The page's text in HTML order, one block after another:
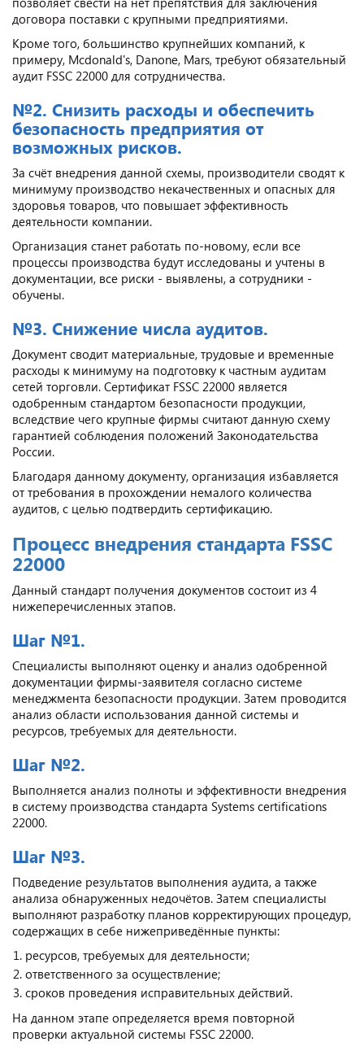
договора поставки с крупными предприятиями.
Кроме того, большинство крупнейших компаний, к
примеру, Mcdonald's, Danone, Mars, требуют обязательный
аудит FSSC 22000 для сотрудничества.
№2. Снизить расходы и обеспечить
безопасность предприятия от
возможных рисков.
За счёт внедрения данной схемы, производители сводят к
минимуму производство некачественных и опасных для
здоровья товаров, что повышает эффективность
деятельности компании.
Организация станет работать по-новому, если все
процессы производства будут исследованы и учтены в
документации, все риски - выявлены, а сотрудники -
обучены.
№3. Снижение числа аудитов.
Документ сводит материальные, трудовые и временные
расходы к минимуму на подготовку к частным аудитам
сетей торговли. Сертификат FSSC 22000 является
одобренным стандартом безопасности продукции,
вследствие чего крупные фирмы считают данную схему
гарантией соблюдения положений Законодательства
России.
Благодаря данному документу, организация избавляется
от требования в прохождении немалого количества
аудитов, с целью подтвердить сертификацию.
Процесс внедрения стандарта FSSC
22000
Данный стандарт получения документов состоит из 4
нижеперечисленных этапов.
Шаг №1.
Специалисты выполняют оценку и анализ одобренной
документации фирмы-заявителя согласно системе
менеджмента безопасности продукции. Затем проводится
анализ области использования данной системы и
ресурсов, требуемых для деятельности.
Шаг №2.
Выполняется анализ полноты и эффективности внедрения
в систему производства стандарта Systems certifications
22000.
Шаг №3.
Подведение результатов выполнения аудита, а также
анализа обнаруженных недочётов. Затем специалисты
выполняют разработку планов корректирующих процедур,
содержащих в себе нижеприведённые пункты:
ресурсов, требуемых для деятельности;
ответственного за осуществление;
сроков проведения исправительных действий.
На данном этапе определяется время повторной
проверки актуальной системы FSSC 22000.